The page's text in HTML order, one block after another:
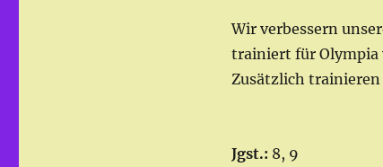
Wir verbessern
trainiert für Olympia
Zusätzlich trainieren
Jgst.: 8, 9